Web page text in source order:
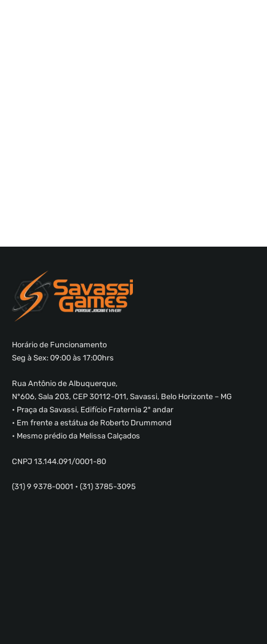
Horário de Funcionamento
Seg à Sex: 09:00 às 17:00hrs
Rua Antônio de Albuquerque,
Nº606, Sala 203, CEP 30112-011, Savassi, Belo Horizonte – MG
• Praça da Savassi, Edifício Fraternia 2º andar
• Em frente a estátua de Roberto Drummond
• Mesmo prédio da Melissa Calçados
CNPJ 13.144.091/0001-80
(31) 9 9378-0001 • (31) 3785-3095